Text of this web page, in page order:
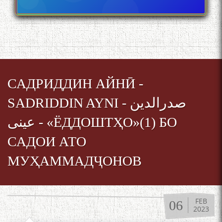
САДРИДДИН АЙНӢ -
SADRIDDIN AYNI - صدرالدین
عینی - «ЁДДОШТҲО»(1) БО
САДОИ АТО
МУҲАММАДҶОНОВ
06
FEB
2023
به عبارت دیگر: گفتگو با مومن
قناعت Mumin Qanoat
Сухбати навқаламон бо
young talents with Mumyin